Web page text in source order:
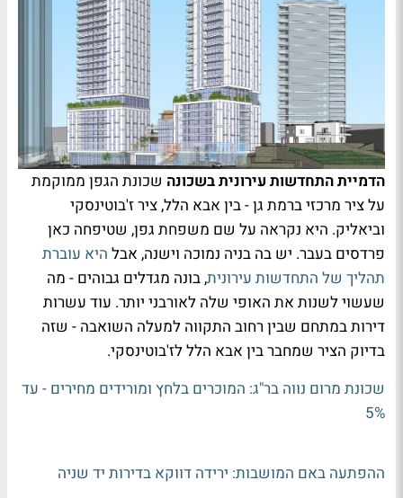
הדמיית התחדשות עירונית בשכונה שכונת הגפן ממוקמת
על ציר מרכזי ברמת גן - בין אבא הלל, ציר ז'בוטינסקי
וביאליק. היא נקראה על שם משפחת גפן, שטיפחה כאן
פרדסים בעבר. יש בה בניה נמוכה וישנה, אבל היא עוברת
תהליך של התחדשות עירונית, בונה מגדלים גבוהים - מה
שעשוי לשנות את האופי שלה לאורבני יותר. עוד עשרות
דירות במתחם שבין רחוב התקווה למעלה השואבה - שזה
בדיוק הציר שמחבר בין אבא הלל לז'בוטינסקי.
שכונת מרום נווה בר"ג: המוכרים בלחץ ומורידים מחירים - עד
5%
ההפתעה באם המושבות: ירידה דווקא בדירות יד שניה